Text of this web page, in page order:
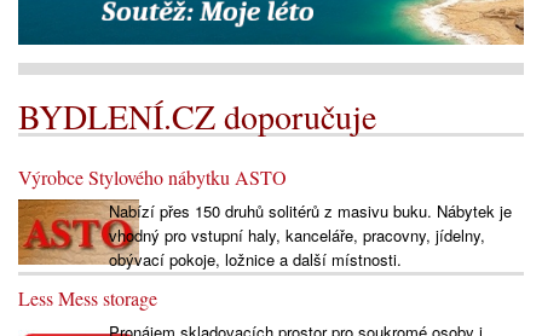
BYDLENÍ.CZ doporučuje
Výrobce Stylového nábytku ASTO
Nabízí přes 150 druhů solitérů z masivu buku. Nábytek je
vhodný pro vstupní haly, kanceláře, pracovny, jídelny,
obývací pokoje, ložnice a další místnosti.
Less Mess storage